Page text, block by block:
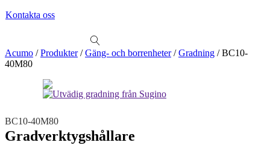
Kontakta oss
Se alla kategorier Se alla produkter Se alla leverantörer
Vi hjälper gärna till!
Teknisk support
Offertförfrågan
Mekanik
LinjärenheterAxelkopplingar Kulskruvar
Acumo /Produkter/Gäng- och borrenheter/Gradning /BC10-
40M80
BC10-40M80
Gradverktygshållare